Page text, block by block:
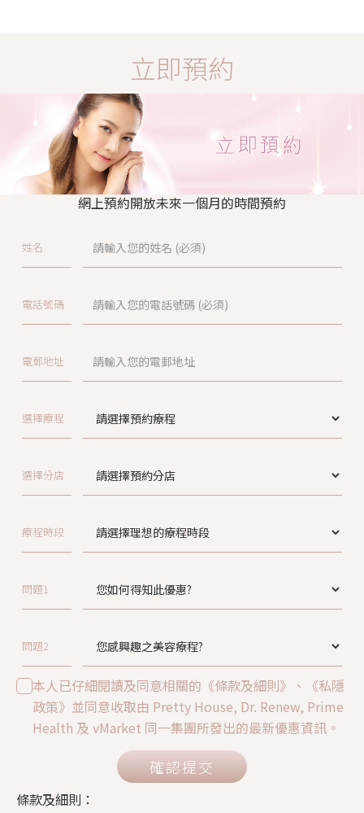
立即預約
網上預約開放未來一個月的時間預約
姓名
電話號碼
電郵地址
選擇療程
選擇分店
療程時段
問題1
問題2
本人已仔細閱讀及同意相關的《條款及細則》、《私隱
政策》並同意收取由 Pretty House, Dr. Renew, Prime
Health 及 vMarket 同一集團所發出的最新優惠資訊。
確認提交
條款及細則：